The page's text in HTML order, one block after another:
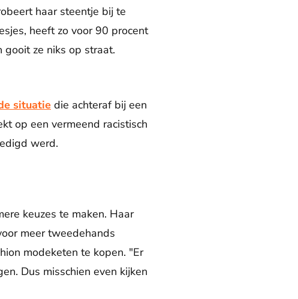
haar steentje bij te
heeft zo voor 90 procent
ze niks op straat.
situatie die achteraf bij een
op een vermeend racistisch
werd.
keuzes te maken. Haar
meer tweedehands
modeketen te kopen. "Er
Dus misschien even kijken